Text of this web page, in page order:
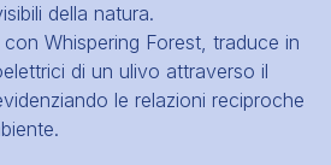
della natura.
con Whispering Forest, traduce in
di un ulivo attraverso il
le relazioni reciproche